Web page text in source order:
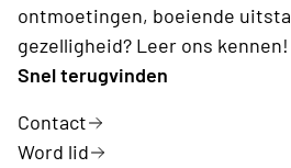
ontmoetingen, boeiende
gezelligheid? Leer ons kennen!
Snel terugvinden
Contact
Word lid